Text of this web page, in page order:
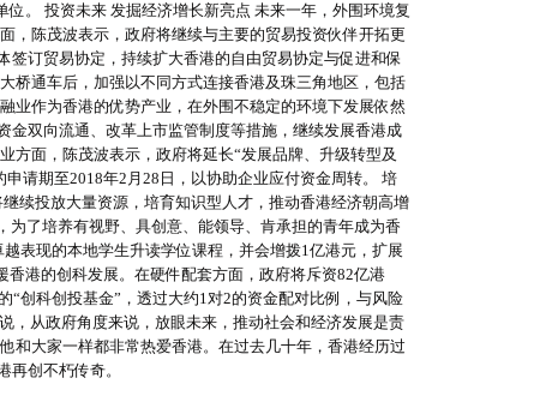
。 投资未来 发掘经济增长新亮点 未来一年，外围环境复
，陈茂波表示，政府将继续与主要的贸易投资伙伴开拓更
订贸易协定，持续扩大香港的自由贸易协定与促进和保
桥通车后，加强以不同方式连接香港及珠三角地区，包括
业作为香港的优势产业，在外围不稳定的环境下发展依然
金双向流通、改革上市监管制度等措施，继续发展香港成
方面，陈茂波表示，政府将延长“发展品牌、升级转型及
请期至2018年2月28日，以协助企业应付资金周转。 培
续投放大量资源，培育知识型人才，推动香港经济朝高增
了培养有视野、具创意、能领导、肯承担的青年成为香
表现的本地学生升读学位课程，并会增拨1亿港元，扩展
港的创科发展。在硬件配套方面，政府将斥资82亿港
创科创投基金”，透过大约1对2的资金配对比例，与风险
，从政府角度来说，放眼未来，推动社会和经济发展是责
和大家一样都非常热爱香港。在过去几十年，香港经历过
创不朽传奇。